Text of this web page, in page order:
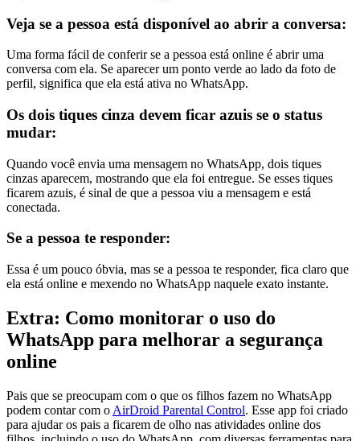
Veja se a pessoa está disponível ao abrir a conversa:
Uma forma fácil de conferir se a pessoa está online é abrir uma
conversa com ela. Se aparecer um ponto verde ao lado da foto de
perfil, significa que ela está ativa no WhatsApp.
Os dois tiques cinza devem ficar azuis se o status
mudar:
Quando você envia uma mensagem no WhatsApp, dois tiques
cinzas aparecem, mostrando que ela foi entregue. Se esses tiques
ficarem azuis, é sinal de que a pessoa viu a mensagem e está
conectada.
Se a pessoa te responder:
Essa é um pouco óbvia, mas se a pessoa te responder, fica claro que
ela está online e mexendo no WhatsApp naquele exato instante.
Extra: Como monitorar o uso do
WhatsApp para melhorar a segurança
online
Pais que se preocupam com o que os filhos fazem no WhatsApp
podem contar com o AirDroid Parental Control. Esse app foi criado
para ajudar os pais a ficarem de olho nas atividades online dos